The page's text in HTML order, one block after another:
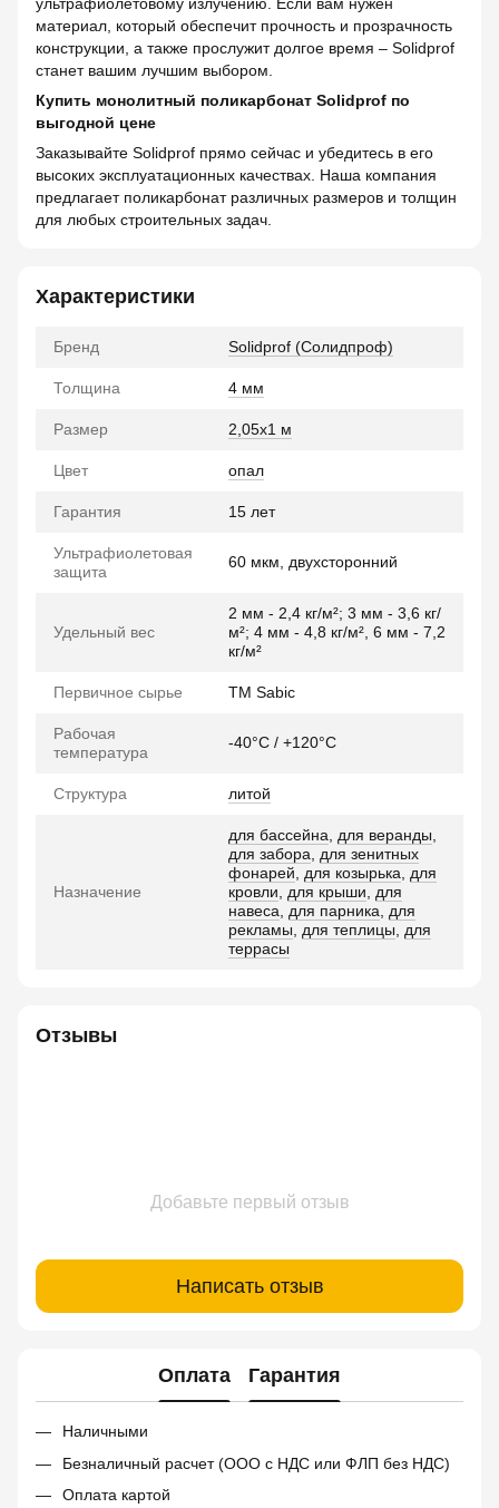
материал, который обеспечит прочность и прозрачность
конструкции, а также прослужит долгое время – Solidprof
станет вашим лучшим выбором.
Купить монолитный поликарбонат Solidprof по
выгодной цене
Заказывайте Solidprof прямо сейчас и убедитесь в его
высоких эксплуатационных качествах. Наша компания
предлагает поликарбонат различных размеров и толщин
для любых строительных задач.
Характеристики
Бренд Solidprof (Солидпроф)
Толщина 4 мм
Размер 2,05x1 м
Цвет опал
Гарантия 15 лет
Ультрафиолетовая
защита
60 мкм, двухсторонний
Удельный вес
2 мм - 2,4 кг/м²; 3 мм - 3,6 кг/
м²; 4 мм - 4,8 кг/м², 6 мм - 7,2
кг/м²
Первичное сырье TM Sabic
Рабочая
температура
-40°C / +120°C
Структура литой
Назначение
для бассейна для веранды
для забора
для зенитных
фонарей
для козырька
для
кровли
для крыши
для
навеса
для парника
для
рекламы
для теплицы
для
террасы
Отзывы
Добавьте первый отзыв
Написать отзыв
Оплата Гарантия
Наличными
Безналичный расчет (ООО с НДС или ФЛП без НДС)
Оплата картой